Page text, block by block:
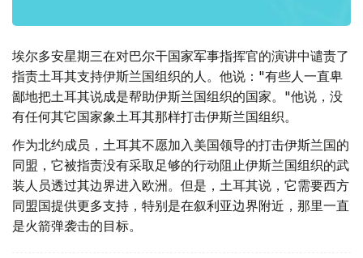
埃尔多安星期三在对巴尔干国家军事指挥官的演讲中谴责了
指责土耳其支持伊斯兰国组织的人。他说："有些人一直卑
鄙地把土耳其说成是帮助伊斯兰国组织的国家。"他说，没
有任何其它国家象土耳其那样打击伊斯兰国组织。
作为北约成员，土耳其不愿加入美国领导的打击伊斯兰国的
同盟，它被指责没有采取足够的行动阻止伊斯兰国组织的武
装人员透过其边界进入欧洲。但是，土耳其说，它需要西方
同盟国提供更多支持，特别是在叙利亚边界附近，那里一直
是火箭弹袭击的目标。